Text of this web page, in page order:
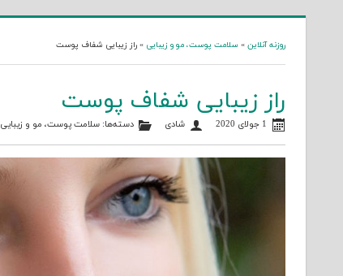
روزنه آنلاین » سلامت پوست، مو و زیبایی »راز زیبایی شفاف پوست
راز زیبایی شفاف پوست
1 جولای 2020 شادی دسته‌ها:سلامت پوست، مو و زیبایی